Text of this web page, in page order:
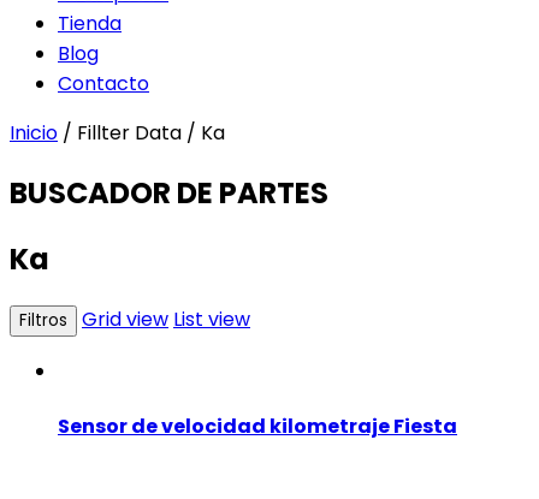
Tienda
Blog
Contacto
Inicio / Fillter Data / Ka
BUSCADOR DE PARTES
Ka
Filtros Grid view List view
Sensor de velocidad kilometraje Fiesta